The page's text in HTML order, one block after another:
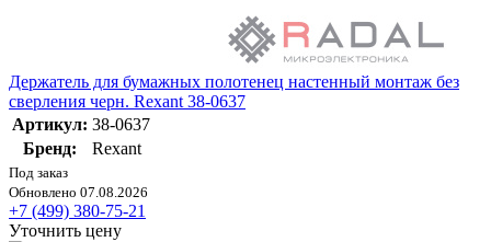
Держатель для бумажных полотенец настенный монтаж без
сверления черн. Rexant 38-0637
Артикул: 38-0637
Бренд:
Rexant
Под заказ
Обновлено 07.08.2026
+7 (499) 380-75-21
Уточнить цену